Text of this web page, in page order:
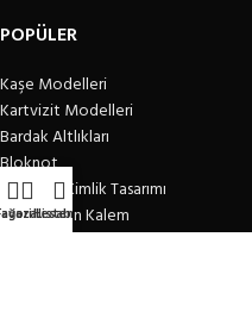
POPÜLER
Kaşe Modelleri
Kartvizit Modelleri
Bardak Altlıkları
Bloknot
Kurumsal Kimlik Tasarımı
Promosyon Kalem
Listem
Hesabım